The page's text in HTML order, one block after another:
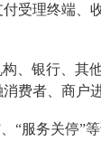
受理终端、
、银行、其
费者、商户
“服务关停”